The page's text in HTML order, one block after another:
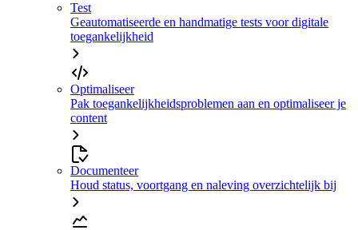
Test
Geautomatiseerde en handmatige tests voor digitale
toegankelijkheid
Optimaliseer
Pak toegankelijkheidsproblemen aan en optimaliseer je
content
Documenteer
Houd status, voortgang en naleving overzichtelijk bij